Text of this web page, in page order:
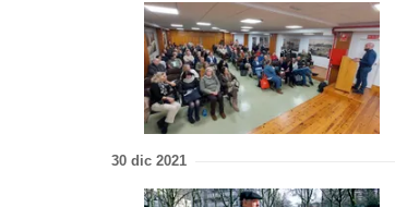
30 dic 2021